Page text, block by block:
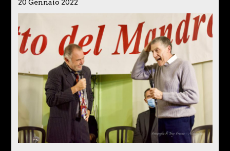
20 Gennaio 2022